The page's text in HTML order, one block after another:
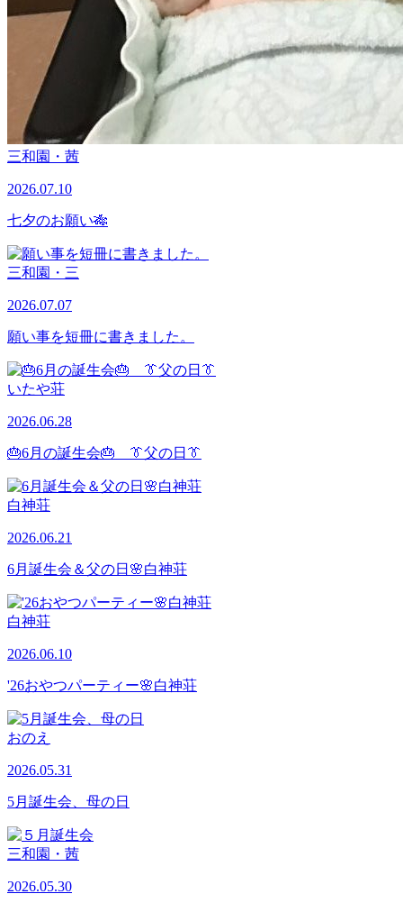
三和園・茜
2026.07.10
七夕のお願い🎋
三和園・三
2026.07.07
願い事を短冊に書きました。
いたや荘
2026.06.28
🎂6月の誕生会🎂 👔父の日👔
白神荘
2026.06.21
6月誕生会＆父の日🌸白神荘
白神荘
2026.06.10
'26おやつパーティー🌸白神荘
おのえ
2026.05.31
5月誕生会、母の日
三和園・茜
2026.05.30